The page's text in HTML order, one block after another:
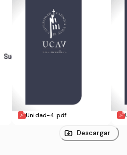
Unidad-4.pdf
Descargar